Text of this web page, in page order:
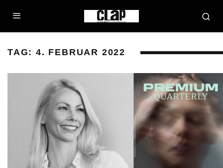
TAG: 4. FEBRUAR 2022